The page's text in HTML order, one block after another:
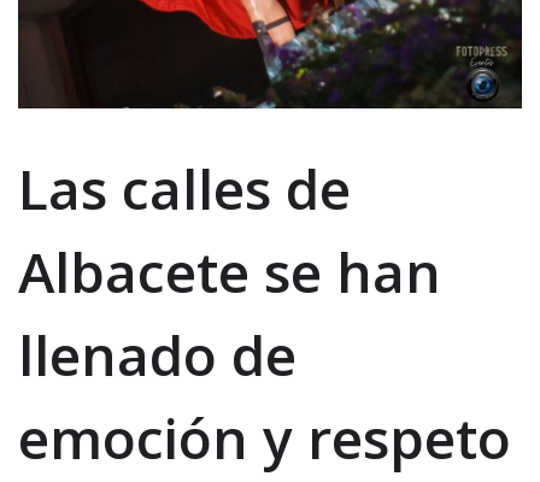
Las calles de
Albacete se han
llenado de
emoción y respeto